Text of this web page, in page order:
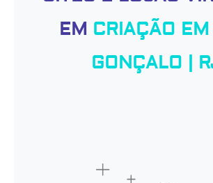
EM CRIAÇÃO
GONÇALO |